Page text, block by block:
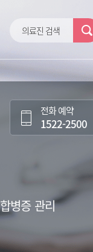
의료진 검색
병증 관리
전화 예약
1522-2500